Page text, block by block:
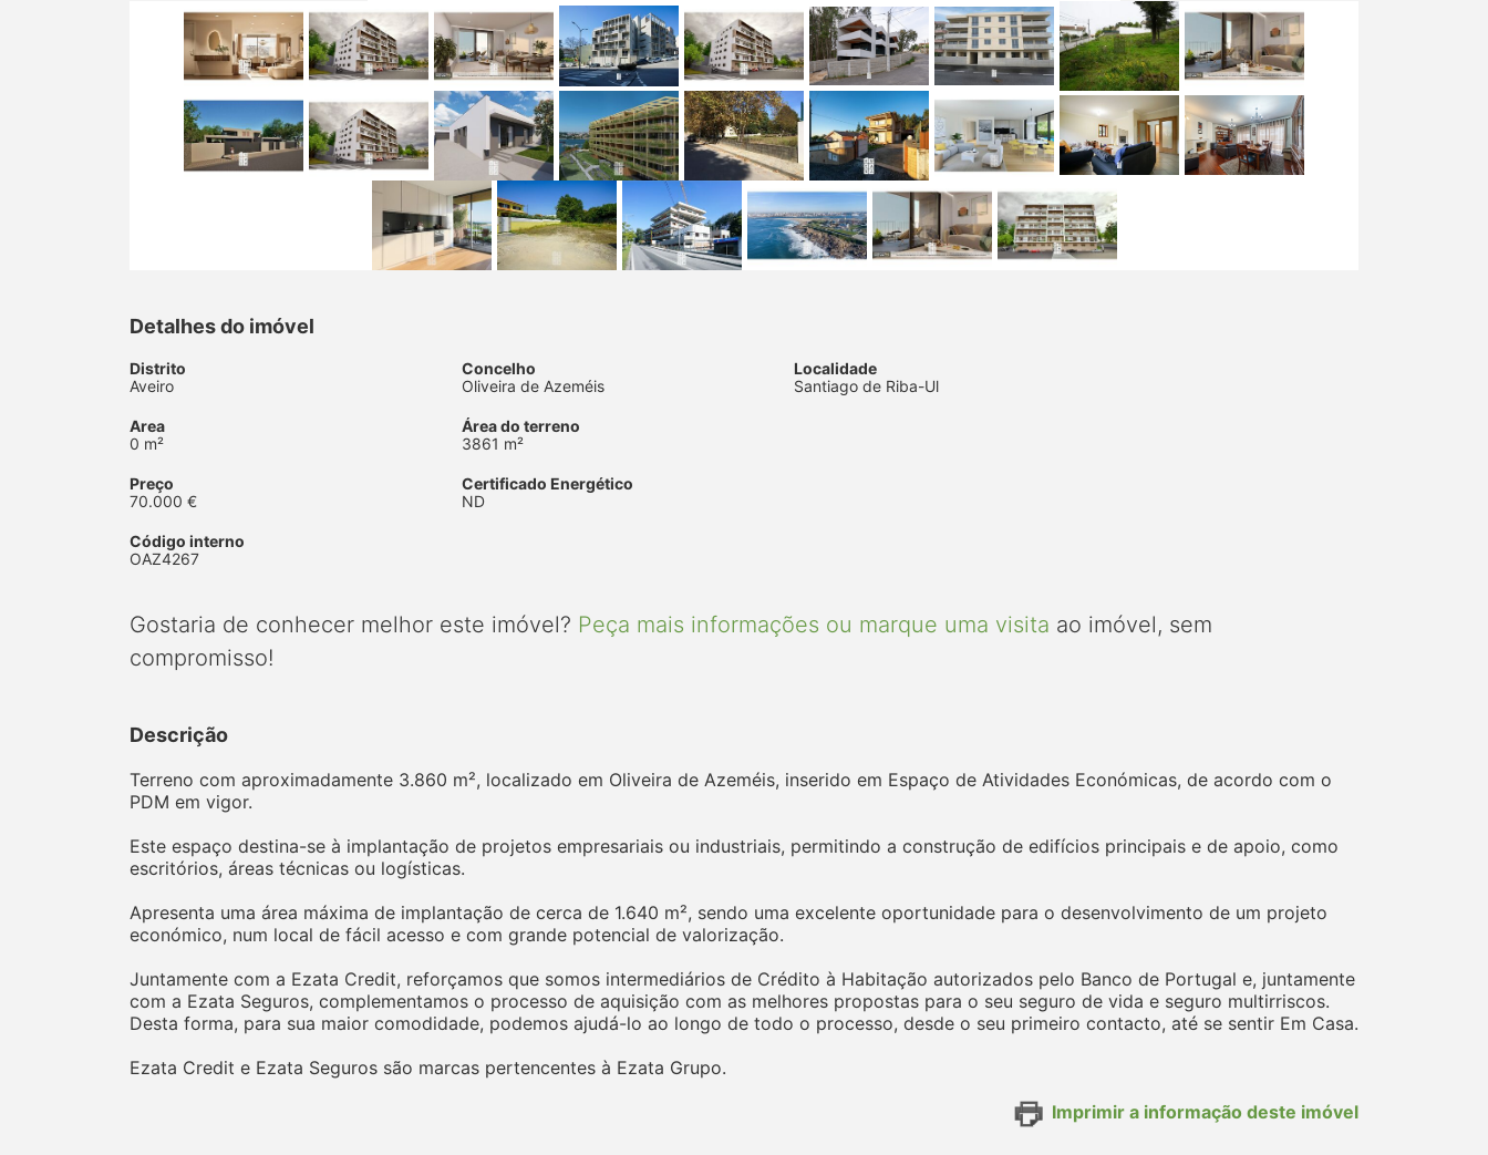
Detalhes do imóvel
Distrito
Aveiro
Concelho
Oliveira de Azeméis
Localidade
Santiago de Riba-Ul
Area
0 m²
Área do terreno
3861 m²
Preço
70.000 €
Certificado Energético
ND
Código interno
OAZ4267
Gostaria de conhecer melhor este imóvel? Peça mais informações ou marque uma visita ao imóvel, sem
compromisso!
Descrição
Terreno com aproximadamente 3.860 m², localizado em Oliveira de Azeméis, inserido em Espaço de Atividades Económicas, de acordo com o
PDM em vigor.
Este espaço destina-se à implantação de projetos empresariais ou industriais, permitindo a construção de edifícios principais e de apoio, como
escritórios, áreas técnicas ou logísticas.
Apresenta uma área máxima de implantação de cerca de 1.640 m², sendo uma excelente oportunidade para o desenvolvimento de um projeto
económico, num local de fácil acesso e com grande potencial de valorização.
Juntamente com a Ezata Credit, reforçamos que somos intermediários de Crédito à Habitação autorizados pelo Banco de Portugal e, juntamente
com a Ezata Seguros, complementamos o processo de aquisição com as melhores propostas para o seu seguro de vida e seguro multirriscos.
Desta forma, para sua maior comodidade, podemos ajudá-lo ao longo de todo o processo, desde o seu primeiro contacto, até se sentir Em Casa.
Ezata Credit e Ezata Seguros são marcas pertencentes à Ezata Grupo.
Imprimir a informação deste imóvel